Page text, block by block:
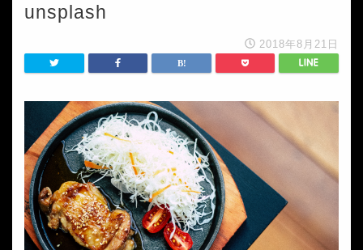
unsplash
2018年8月21日